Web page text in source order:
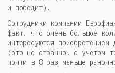
и победит).
Сотрудники компании
факт, что очень большое
интересуются приобретением
(это не странно, с учетом
почти в 8 раз меньше